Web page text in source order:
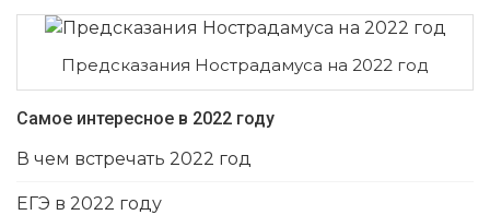
Предсказания Нострадамуса на 2022 год
Самое интересное в 2022 году
В чем встречать 2022 год
ЕГЭ в 2022 году